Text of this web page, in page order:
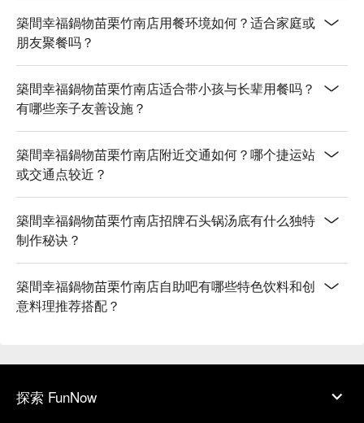
築間幸福鍋物苗栗竹南店用餐环境如何？适合家庭或
朋友聚餐吗？
築間幸福鍋物苗栗竹南店适合带小孩与长辈用餐吗？
有哪些亲子友善设施？
築間幸福鍋物苗栗竹南店附近交通如何？哪个捷运站
或交通点较近？
築間幸福鍋物苗栗竹南店招牌石头锅汤底有什么独特
制作秘诀？
築間幸福鍋物苗栗竹南店自助吧有哪些特色饮料和创
意料理推荐搭配？
探索 FunNow